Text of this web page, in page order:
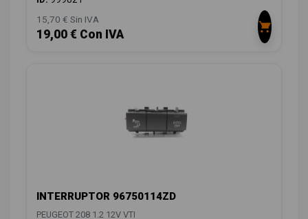
15,70 € Sin IVA
19,00 € Con IVA
INTERRUPTOR 96750114ZD
PEUGEOT 208 1.2 12V VTI